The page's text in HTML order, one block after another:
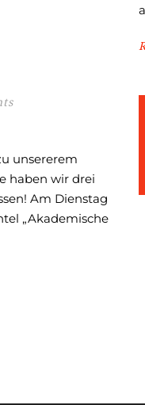
unsererem
haben wir drei
Am Dienstag
„Akademische